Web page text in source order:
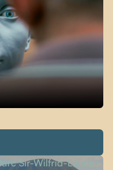
Parc Sir-Wilfrid-Laurier